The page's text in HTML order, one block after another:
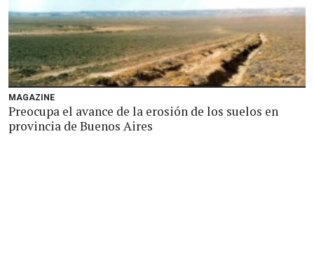
MAGAZINE
Preocupa el avance de la erosión de los suelos en
provincia de Buenos Aires